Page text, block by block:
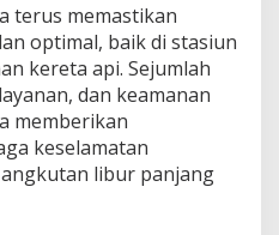
terus memastikan
optimal, baik di stasiun
kereta api. Sejumlah
dan keamanan
memberikan
keselamatan
libur panjang